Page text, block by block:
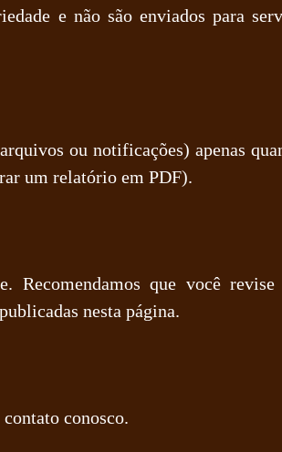
e não são enviados para
ou notificações) apenas
um relatório em PDF).
Recomendamos que você
nesta página.
conosco.